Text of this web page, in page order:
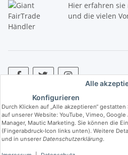
Alle
Konfigurieren
Durch Klicken auf „Alle akzeptieren“
auf unserer Website: YouTube, Vimeo,
Manager, Mautic Marketing. Sie können die
(Fingerabdruck-Icon links unten). Weitere
und in unserer Datenschutzerklärung.
Hier erfahren
und die vielen
* Alle Preise inkl. gesetzlicher USt., zzgl.
sich um die unverbindliche
© Copyright © 2017 bis 2025 bike-store
& E-Bike Speziallist aus Haßfurt. Wir
Ghost, LIV, Simplon